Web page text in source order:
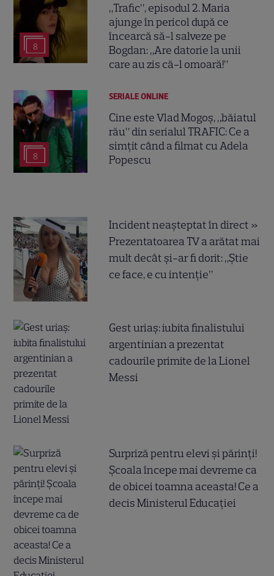
8
„Trafic”, episodul 2. Maria
ajunge în pericol după ce
încearcă să-l salveze pe
Bogdan: „Are datorie la unii
care au zis că-l omoară!”
8
SERIALE ONLINE
Cine este Vlad Mogoș, „băiatul
rău” din serialul TRAFIC: Ce a
simțit când a filmat cu Adela
Popescu
Incident neașteptat în direct »
Prezentatoarea TV a arătat mai
mult decât și-ar fi dorit: „Știe
ce face, e cu intenție”
Gest uriaș: iubita finalistului
argentinian a prezentat
cadourile primite de la Lionel
Messi
Surpriză pentru elevi și părinți!
Școala începe mai devreme ca
de obicei toamna aceasta! Ce a
decis Ministerul Educației